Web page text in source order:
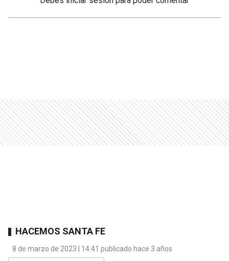
HACEMOS SANTA FE
8 de marzo de 2023 | 14:41 publicado hace 3 años